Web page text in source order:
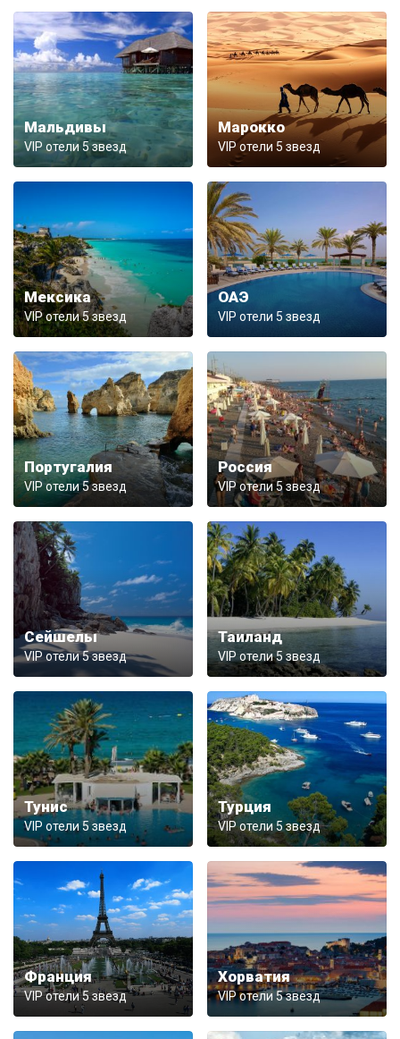
Мальдивы
VIP отели 5 звезд
Марокко
VIP отели 5 звезд
Мексика
VIP отели 5 звезд
ОАЭ
VIP отели 5 звезд
Португалия
VIP отели 5 звезд
Россия
VIP отели 5 звезд
Сейшелы
VIP отели 5 звезд
Таиланд
VIP отели 5 звезд
Тунис
VIP отели 5 звезд
Турция
VIP отели 5 звезд
Франция
VIP отели 5 звезд
Хорватия
VIP отели 5 звезд